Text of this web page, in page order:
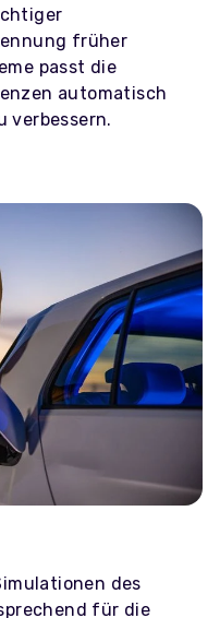
früher
passt die
automatisch
verbessern.
des
für die